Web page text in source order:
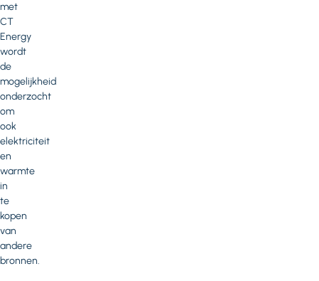
met
CT
Energy
wordt
de
mogelijkheid
onderzocht
om
ook
elektriciteit
en
warmte
in
te
kopen
van
andere
bronnen.